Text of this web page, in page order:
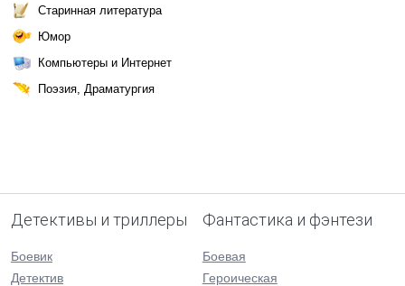
Старинная литература
Юмор
Компьютеры и Интернет
Поэзия, Драматургия
Детективы и триллеры
Боевик
Детектив
Фантастика и фэнтези
Боевая
Героическая